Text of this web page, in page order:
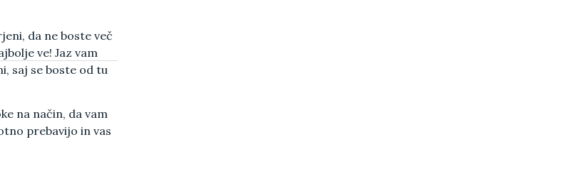
da ne boste več
ve! Jaz vam
saj se boste od tu
na način, da vam
prebavijo in vas